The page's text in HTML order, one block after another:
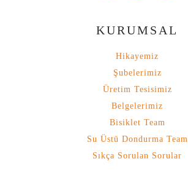
KURUMSAL
Hikayemiz
Şubelerimiz
Üretim Tesisimiz
Belgelerimiz
Bisiklet Team
Su Üstü Dondurma Team
Sıkça Sorulan Sorular